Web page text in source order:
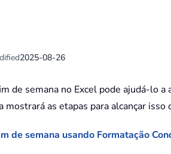
2025-08-26
de semana no Excel pode ajudá-lo
mostrará as etapas para alcançar
de semana usando Formatação